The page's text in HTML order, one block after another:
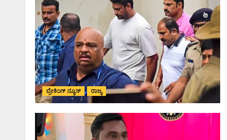
ಬ್ರೇಕಿಂಗ್ ನ್ಯೂಸ್ ರಾಜ್ಯ